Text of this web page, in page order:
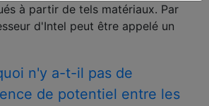
à partir de tels matériaux. Par
d'Intel peut être appelé un
n'y a-t-il pas de
de potentiel entre les